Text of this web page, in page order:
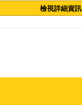
檢視詳細資訊